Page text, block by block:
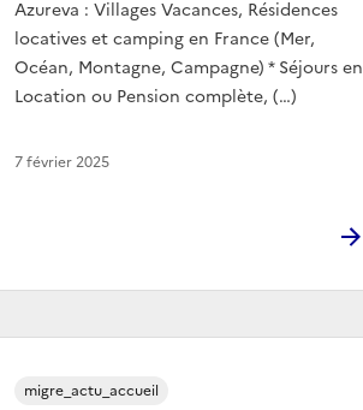
Azureva : Villages Vacances, Résidences
locatives et camping en France (Mer,
Océan, Montagne, Campagne) * Séjours en
Location ou Pension complète, (…)
7 février 2025
migre_actu_accueil